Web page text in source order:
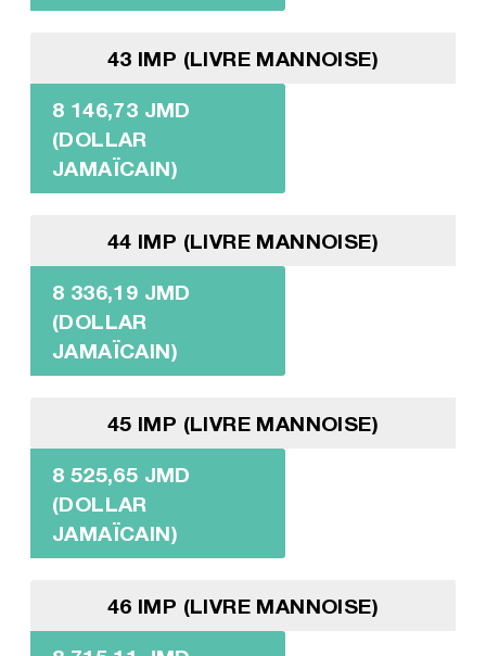
43 IMP (LIVRE MANNOISE)
8 146,73 JMD
(DOLLAR
JAMAÏCAIN)
44 IMP (LIVRE MANNOISE)
8 336,19 JMD
(DOLLAR
JAMAÏCAIN)
45 IMP (LIVRE MANNOISE)
8 525,65 JMD
(DOLLAR
JAMAÏCAIN)
46 IMP (LIVRE MANNOISE)